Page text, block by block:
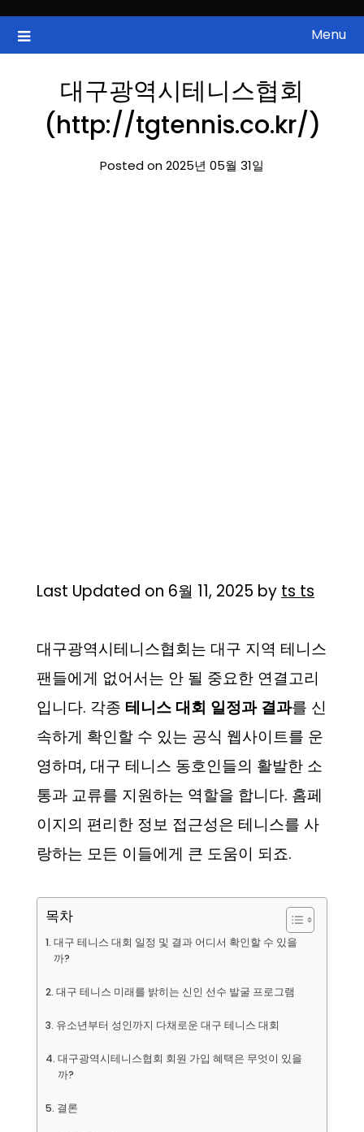
content
ZAN 주식정보
국내증시, 해외증시, 급등주, 낙폭과대, 골든크로스, 상한가, 하한가 등
의 주식 정보.
Menu
대구광역시테니스협회
(http://tgtennis.co.kr/)
Posted on 2025년 05월 31일
Last Updated on 6월 11, 2025 by ts ts
대구광역시테니스협회는 대구 지역 테니스
팬들에게 없어서는 안 될 중요한 연결고리
입니다. 각종 테니스 대회 일정과 결과를 신
속하게 확인할 수 있는 공식 웹사이트를 운
영하며, 대구 테니스 동호인들의 활발한 소
통과 교류를 지원하는 역할을 합니다. 홈페
이지의 편리한 정보 접근성은 테니스를 사
랑하는 모든 이들에게 큰 도움이 되죠.
목차
대구 테니스 대회 일정 및 결과 어디서 확인할 수 있을
까?
대구 테니스 미래를 밝히는 신인 선수 발굴 프로그램
유소년부터 성인까지 다채로운 대구 테니스 대회
대구광역시테니스협회 회원 가입 혜택은 무엇이 있을
까?
결론